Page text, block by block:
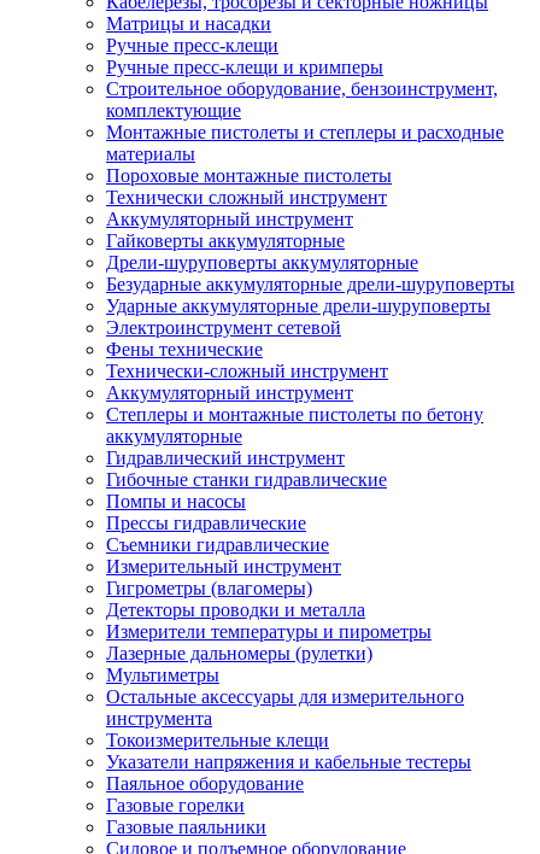
Матрицы и насадки
Ручные пресс-клещи
Ручные пресс-клещи и кримперы
Строительное оборудование, бензоинструмент,
комплектующие
Монтажные пистолеты и степлеры и расходные
материалы
Пороховые монтажные пистолеты
Технически сложный инструмент
Аккумуляторный инструмент
Гайковерты аккумуляторные
Дрели-шуруповерты аккумуляторные
Безударные аккумуляторные дрели-шуруповерты
Ударные аккумуляторные дрели-шуруповерты
Электроинструмент сетевой
Фены технические
Технически-сложный инструмент
Аккумуляторный инструмент
Степлеры и монтажные пистолеты по бетону
аккумуляторные
Гидравлический инструмент
Гибочные станки гидравлические
Помпы и насосы
Прессы гидравлические
Съемники гидравлические
Измерительный инструмент
Гигрометры (влагомеры)
Детекторы проводки и металла
Измерители температуры и пирометры
Лазерные дальномеры (рулетки)
Мультиметры
Остальные аксессуары для измерительного
инструмента
Токоизмерительные клещи
Указатели напряжения и кабельные тестеры
Паяльное оборудование
Газовые горелки
Газовые паяльники
Силовое и подъемное оборудование